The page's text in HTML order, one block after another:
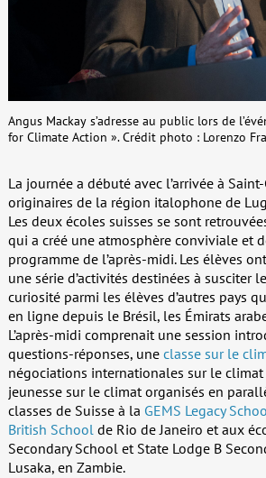
Angus Mackay s’adresse au public lors de
for Climate Action ». Crédit photo : Lorenzo
La journée a débuté avec l’arrivée à
originaires de la région italophone de
Les deux écoles suisses se sont
qui a créé une atmosphère conviviale et
programme de l’après-midi. Les élèves
une série d’activités destinées à susciter
curiosité parmi les élèves d’autres pays
en ligne depuis le Brésil, les Émirats
L’après-midi comprenait une session
questions-réponses, une classe sur le
négociations internationales sur le
jeunesse sur le climat organisés en
classes de Suisse à la GEMS Legacy
British Schoolde Rio de Janeiro et aux
Secondary School et State Lodge B
Lusaka, en Zambie.